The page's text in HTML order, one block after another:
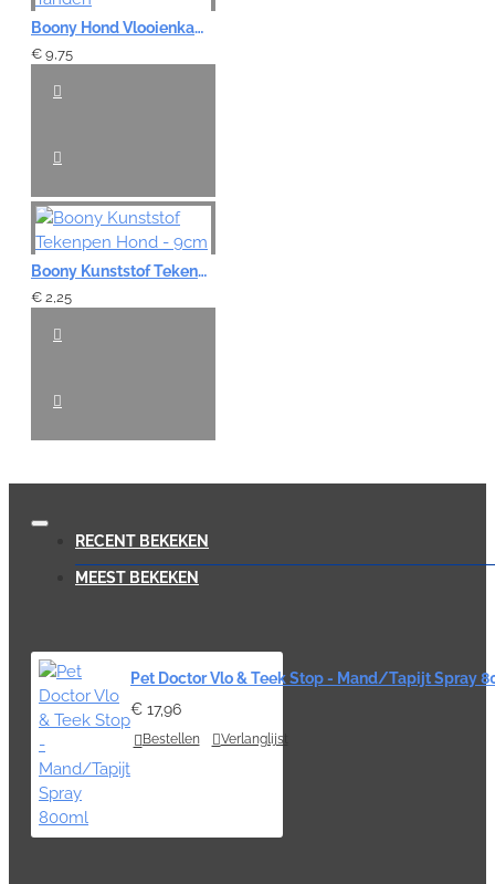
Boony Hond Vlooienkam - Lange Tanden
€ 9,75
Boony Kunststof Tekenpen Hond - 9cm
€ 2,25
RECENT BEKEKEN
MEEST BEKEKEN
Pet Doctor Vlo & Teek Stop - Mand/Tapijt Spray
€ 17,96
Bestellen Verlanglijst